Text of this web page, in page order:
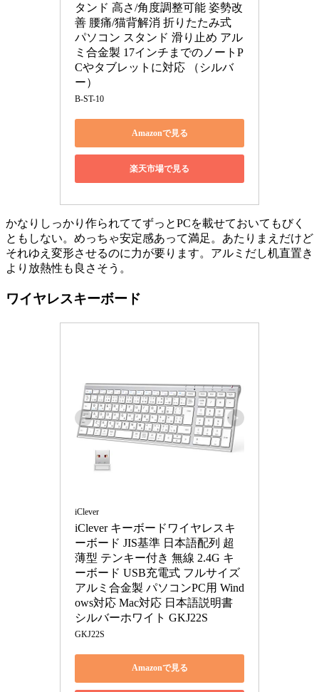
タンド 高さ/角度調整可能 姿勢改
善 腰痛/猫背解消 折りたたみ式
パソコン スタンド 滑り止め アル
ミ合金製 17インチまでのノートP
Cやタブレットに対応 （シルバ
ー）
B-ST-10
Amazonで見る
楽天市場で見る
かなりしっかり作られててずっとPCを載せておいてもびく
ともしない。めっちゃ安定感あって満足。あたりまえだけど
それゆえ変形させるのに力が要ります。アルミだし机直置き
より放熱性も良さそう。
ワイヤレスキーボード
iClever
iClever キーボードワイヤレスキ
ーボード JIS基準 日本語配列 超
薄型 テンキー付き 無線 2.4G キ
ーボード USB充電式 フルサイズ
アルミ合金製 パソコンPC用 Wind
ows対応 Mac対応 日本語説明書
シルバーホワイト GKJ22S
GKJ22S
Amazonで見る